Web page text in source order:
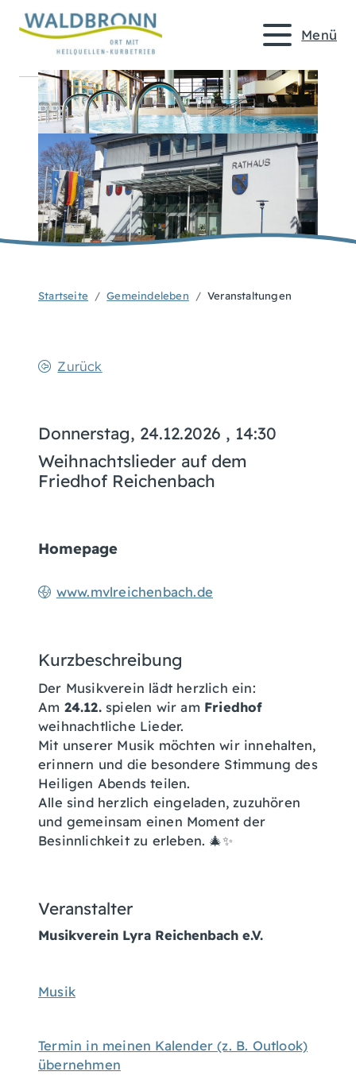
Menü
Startseite Gemeindeleben Veranstaltungen
Zurück
Donnerstag, 24.12.2026 , 14:30
Weihnachtslieder auf dem
Friedhof Reichenbach
Homepage
www.mvlreichenbach.de
Kurzbeschreibung
Der Musikverein lädt herzlich ein:
Am 24.12.spielen wir am Friedhof
weihnachtliche Lieder.
Mit unserer Musik möchten wir innehalten,
erinnern und die besondere Stimmung des
Heiligen Abends teilen.
Alle sind herzlich eingeladen, zuzuhören
und gemeinsam einen Moment der
Besinnlichkeit zu erleben. 🎄✨
Veranstalter
Musikverein Lyra Reichenbach e.V.
Musik
Termin in meinen Kalender (z. B. Outlook)
übernehmen